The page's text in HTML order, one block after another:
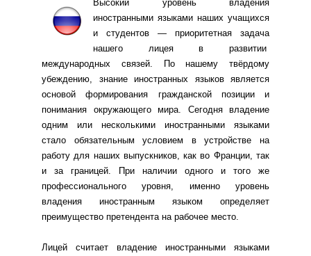
Высокий уровень владения
иностранными языками наших учащихся
и студентов — приоритетная задача
нашего лицея в развитии
международных связей. По нашему твёрдому
убеждению, знание иностранных языков является
основой формирования гражданской позиции и
понимания окружающего мира. Сегодня владение
одним или несколькими иностранными языками
стало обязательным условием в устройстве на
работу для наших выпускников, как во Франции, так
и за границей. При наличии одного и того же
профессионального уровня, именно уровень
владения иностранным языком определяет
преимущество претендента на рабочее место.
Лицей считает владение иностранными языками